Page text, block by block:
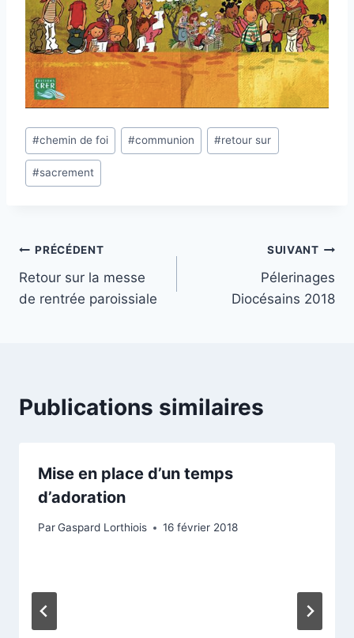
Étiquettes
de
la
#chemin de foi #communion #retour sur
#sacrement
Navigation
de
PRÉCÉDENT
Retour sur la messe
de rentrée paroissiale
SUIVANT
Pélerinages
Diocésains 2018
Publications similaires
Mise en place d’un temps
d’adoration
ParGaspard Lorthiois 16 février 2018